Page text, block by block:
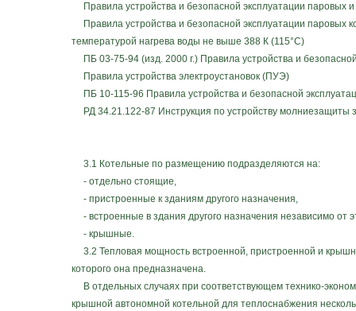
Правила устройства и безопасной эксплуатации паровых и
Правила устройства и безопасной эксплуатации паровых
температурой нагрева воды не выше 388 К (115°С)
ПБ 03-75-94 (изд. 2000 г.) Правила устройства и
Правила устройства электроустановок (ПУЭ)
ПБ 10-115-96 Правила устройства и безопасной
РД 34.21.122-87 Инструкция по устройству молниезащиты
3.1 Котельные по размещению подразделяются на:
- отдельно стоящие,
- пристроенные к зданиям другого назначения,
- встроенные в здания другого назначения независимо от
- крышные.
3.2 Тепловая мощность встроенной, пристроенной и
которого она предназначена.
В отдельных случаях при соответствующем технико-
крышной автономной котельной для теплоснабжения